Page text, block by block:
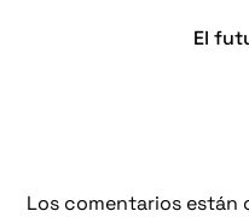
El
Los comentarios están